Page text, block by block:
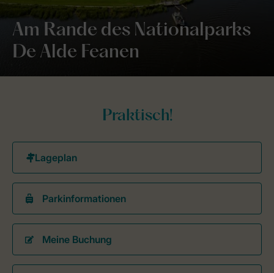
Am Rande des Nationalparks
De Alde Feanen
Praktisch!
Parkinformationen
Meine Buchung